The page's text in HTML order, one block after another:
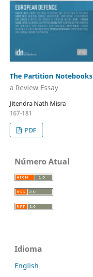
The Partition Notebooks
a Review Essay
Jitendra Nath Misra
167-181
PDF
Número Atual
Idioma
English